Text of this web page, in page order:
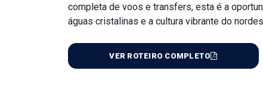
completa de voos e transfers, esta é a
águas cristalinas e a cultura vibrante do
VER ROTEIRO COMPLETO